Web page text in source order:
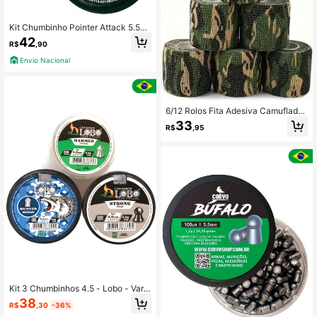
Kit Chumbinho Pointer Attack 5.5m
m e Seta 5,5 Ponta Perfurante Para
Carabina Espingarda De Pressão
R$42 ,90
Envio Nacional
Kit 3 Chumbinhos 4.5 - Lobo - Varia
dos
R$38 ,30 -36%
6/12 Rolos Fita Adesiva Camuflada,
Bandagem Coesiva de Tecido Não
Tecido, Elástica para Rifle, Escopet
R$33 ,95